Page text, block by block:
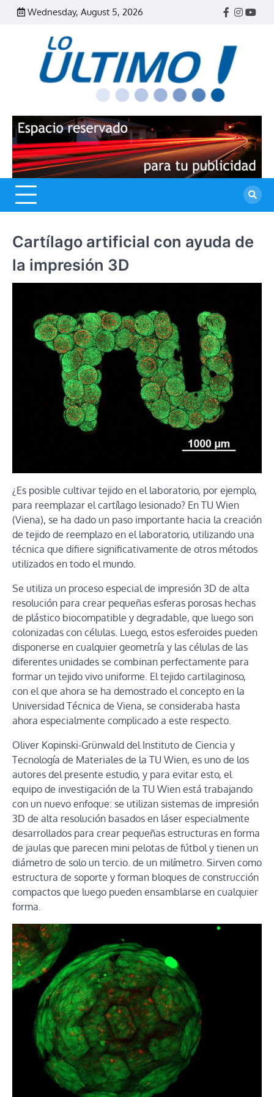
Skip
Wednesday, August 5, 2026
Facebook
Cartílago artificial con ayuda de
la impresión 3D
¿Es posible cultivar tejido en el laboratorio, por ejemplo,
para reemplazar el cartílago lesionado? En TU Wien
(Viena), se ha dado un paso importante hacia la creación
de tejido de reemplazo en el laboratorio, utilizando una
técnica que difiere significativamente de otros métodos
utilizados en todo el mundo.
Se utiliza un proceso especial de impresión 3D de alta
resolución para crear pequeñas esferas porosas hechas
de plástico biocompatible y degradable, que luego son
colonizadas con células. Luego, estos esferoides pueden
disponerse en cualquier geometría y las células de las
diferentes unidades se combinan perfectamente para
formar un tejido vivo uniforme. El tejido cartilaginoso,
con el que ahora se ha demostrado el concepto en la
Universidad Técnica de Viena, se consideraba hasta
ahora especialmente complicado a este respecto.
Oliver Kopinski-Grünwald del Instituto de Ciencia y
Tecnología de Materiales de la TU Wien, es uno de los
autores del presente estudio, y para evitar esto, el
equipo de investigación de la TU Wien está trabajando
con un nuevo enfoque: se utilizan sistemas de impresión
3D de alta resolución basados ​​en láser especialmente
desarrollados para crear pequeñas estructuras en forma
de jaulas que parecen mini pelotas de fútbol y tienen un
diámetro de solo un tercio. de un milímetro. Sirven como
estructura de soporte y forman bloques de construcción
compactos que luego pueden ensamblarse en cualquier
forma.